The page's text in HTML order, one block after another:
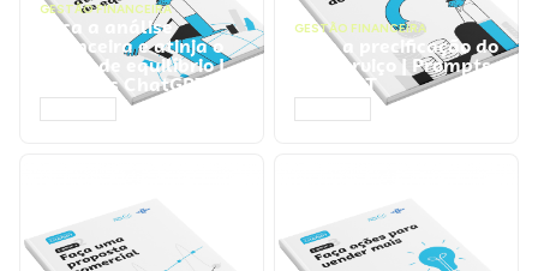
GESTÃO FINANCEIRA
Faça a análise
financeira e atinja o
ponto de equilíbrio |
Prompts ChatGPT
GESTÃO FINANCEIRA
Faça a precificação do
seu serviço | Prompts
ChatGPT